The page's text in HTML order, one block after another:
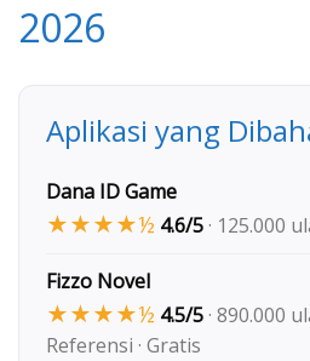
2026
Aplikasi yang
Dana ID Game
★★★★½ 4.6/5· 125.000
Fizzo Novel
★★★★½ 4.5/5· 890.000
Referensi · Gratis